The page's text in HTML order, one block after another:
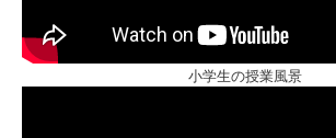
小学生の授業風景